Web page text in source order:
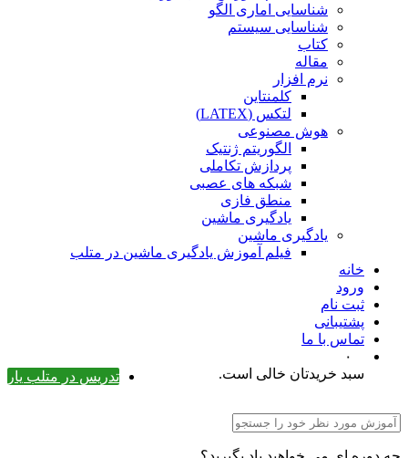
شناسایی اماری الگو
شناسایی سیستم
کتاب
مقاله
نرم افزار
کلمنتاین
لتکس (LATEX)
هوش مصنوعی
الگوریتم ژنتیک
پردازش تکاملی
شبکه های عصبی
منطق فازی
یادگیری ماشین
یادگیری ماشین
فیلم آموزش یادگیری ماشین در متلب
خانه
ورود
ثبت نام
پشتیبانی
تماس با ما
۰
تدریس در متلب یار
سبد خریدتان خالی است.